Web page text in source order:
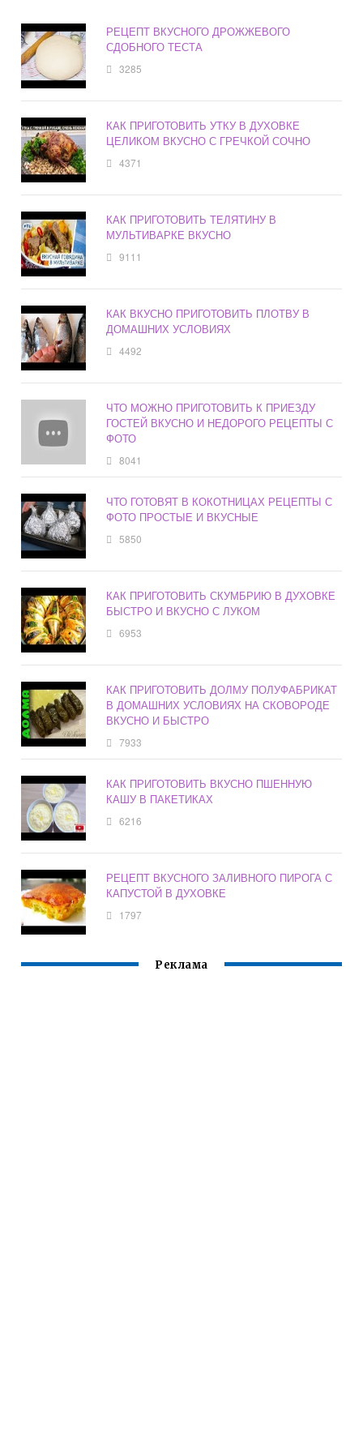
РЕЦЕПТ ВКУСНОГО ДРОЖЖЕВОГО
СДОБНОГО ТЕСТА
3285
КАК ПРИГОТОВИТЬ УТКУ В ДУХОВКЕ
ЦЕЛИКОМ ВКУСНО С ГРЕЧКОЙ СОЧНО
4371
КАК ПРИГОТОВИТЬ ТЕЛЯТИНУ В
МУЛЬТИВАРКЕ ВКУСНО
9111
КАК ВКУСНО ПРИГОТОВИТЬ ПЛОТВУ В
ДОМАШНИХ УСЛОВИЯХ
4492
ЧТО МОЖНО ПРИГОТОВИТЬ К ПРИЕЗДУ
ГОСТЕЙ ВКУСНО И НЕДОРОГО РЕЦЕПТЫ С
ФОТО
8041
ЧТО ГОТОВЯТ В КОКОТНИЦАХ РЕЦЕПТЫ С
ФОТО ПРОСТЫЕ И ВКУСНЫЕ
5850
КАК ПРИГОТОВИТЬ СКУМБРИЮ В ДУХОВКЕ
БЫСТРО И ВКУСНО С ЛУКОМ
6953
КАК ПРИГОТОВИТЬ ДОЛМУ ПОЛУФАБРИКАТ
В ДОМАШНИХ УСЛОВИЯХ НА СКОВОРОДЕ
ВКУСНО И БЫСТРО
7933
КАК ПРИГОТОВИТЬ ВКУСНО ПШЕННУЮ
КАШУ В ПАКЕТИКАХ
6216
РЕЦЕПТ ВКУСНОГО ЗАЛИВНОГО ПИРОГА С
КАПУСТОЙ В ДУХОВКЕ
1797
Реклама